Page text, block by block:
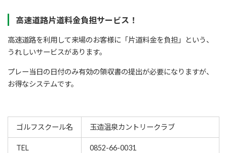
高速道路片道料金負担サービス！
高速道路を利用して来場のお客様に「片道料金を負担」という、
うれしいサービスがあります。
プレー当日の日付のみ有効の領収書の提出が必要になりますが、
お得なシステムです。
ゴルフスクール名 玉造温泉カントリークラブ
TEL 0852-66-0031